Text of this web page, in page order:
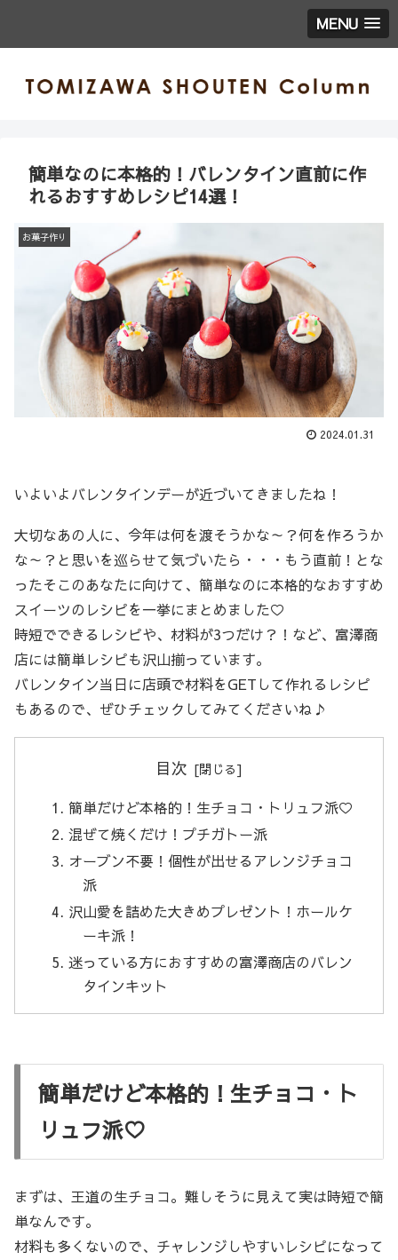
MENU
簡単なのに本格的！バレンタイン直前に作
れるおすすめレシピ14選！
お菓子作り
2024.01.31
いよいよバレンタインデーが近づいてきましたね！
大切なあの人に、今年は何を渡そうかな～？何を作ろうか
な～？と思いを巡らせて気づいたら・・・もう直前！とな
ったそこのあなたに向けて、簡単なのに本格的なおすすめ
スイーツのレシピを一挙にまとめました♡
時短でできるレシピや、材料が3つだけ？！など、富澤商
店には簡単レシピも沢山揃っています。
バレンタイン当日に店頭で材料をGETして作れるレシピ
もあるので、ぜひチェックしてみてくださいね♪
目次
簡単だけど本格的！生チョコ・トリュフ派♡
混ぜて焼くだけ！プチガトー派
オーブン不要！個性が出せるアレンジチョコ
派
沢山愛を詰めた大きめプレゼント！ホールケ
ーキ派！
迷っている方におすすめの富澤商店のバレン
タインキット
簡単だけど本格的！生チョコ・ト
リュフ派♡
まずは、王道の生チョコ。難しそうに見えて実は時短で簡
単なんです。
材料も多くないので、チャレンジしやすいレシピになって